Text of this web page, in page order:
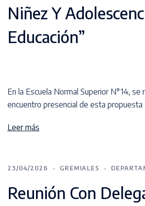
Niñez Y
Educación”
En la Escuela Normal Superior N°14, se
encuentro presencial de esta
Leer más
23/04/2026 GREMIALES
Reunión Con